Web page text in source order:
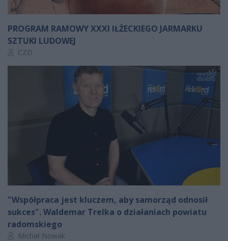
PROGRAM RAMOWY XXXI IŁŻECKIEGO JARMARKU
SZTUKI LUDOWEJ
Autor artykułu:
CZD
"Współpraca jest kluczem, aby samorząd odnosił
sukces". Waldemar Trelka o działaniach powiatu
radomskiego
Autor artykułu:
Michał Nowak